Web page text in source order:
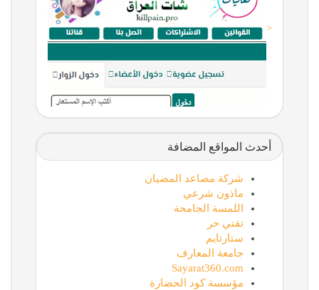
<
أحدث المواقع المضافة
شركة مصاعد المضيان
ماذون شرعي
اللمسة الجامحة
تقني حر
ستارتايم
جامعة المعارف
Sayarat360.com
مؤسسة كود الحضارة